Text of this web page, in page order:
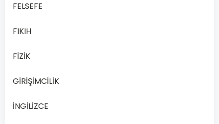
FELSEFE
FIKIH
FİZİK
GİRİŞİMCİLİK
İNGİLİZCE